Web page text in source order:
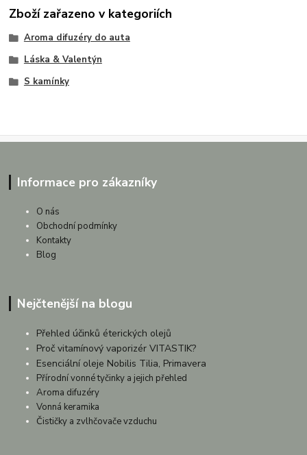
Zboží zařazeno v kategoriích
Aroma difuzéry do auta
Láska & Valentýn
S kamínky
Informace pro zákazníky
O nás
Obchodní podmínky
Kontakty
Blog
Nejčtenější na blogu
Přehled účinků éterických olejů
Proč vitamínový vaporizér VITASTIK?
Esenciální oleje Nobilis Tilia, Primavera
Přírodní vonné tyčinky a jejich přehled
Aroma difuzéry
Vonná keramika
Čističky a zvlhčovače vzduchu